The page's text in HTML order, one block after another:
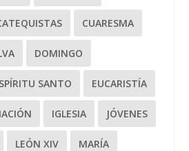
CUARESMA
DOMINGO
SANTO EUCARISTÍA
IGLESIA JÓVENES
LEÓN XIV MARÍA